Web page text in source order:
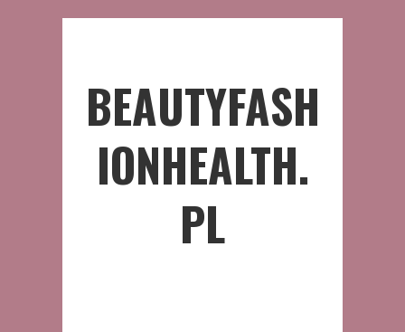
BEAUTYFASH
IONHEALTH.
PL